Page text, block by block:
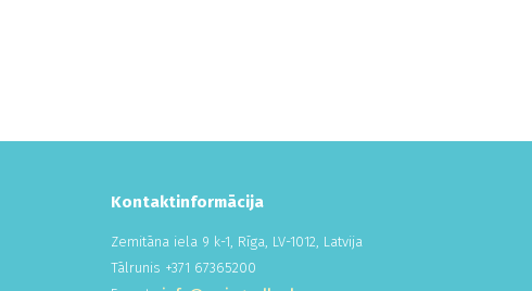
Kontaktinformācija
Zemitāna iela 9 k-1, Rīga, LV-1012, Latvija
Tālrunis +371 67365200